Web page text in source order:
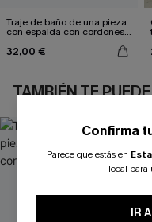
Traje de baño de una pieza
con espalda con cordones y
32,00 €
TAMBIÉN TE
Confirma
Parece que estás en
local para
IR